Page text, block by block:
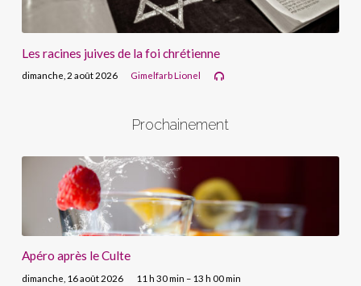
Les racines juives de la foi chrétienne
dimanche, 2 août 2026 Gimelfarb Lionel
Prochainement
Apéro après le Culte
dimanche, 16 août 2026 11 h 30 min – 13 h 00 min